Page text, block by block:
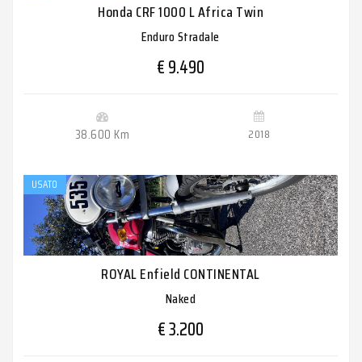
Honda CRF 1000 L Africa Twin
Enduro Stradale
€ 9.490
38.600 Km 2018
USATO
ROYAL Enfield CONTINENTAL
Naked
€ 3.200